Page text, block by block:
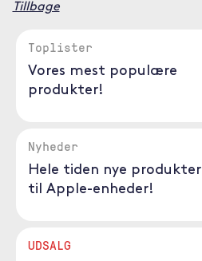
Tillbage
Toplister
Vores mest populære
produkter!
Nyheder
Hele tiden nye produkter
til Apple-enheder!
UDSALG